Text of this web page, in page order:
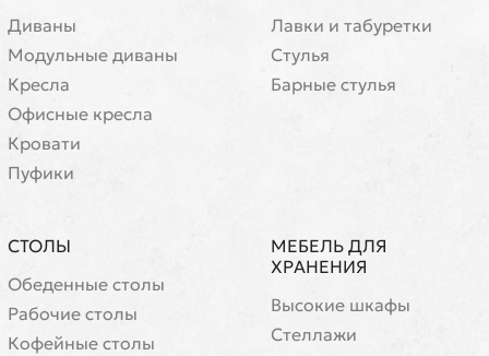
Диваны
Модульные диваны
Кресла
Офисные кресла
Кровати
Пуфики
Лавки и табуретки
Стулья
Барные стулья
СТОЛЫ
Обеденные столы
Рабочие столы
Кофейные столы
МЕБЕЛЬ ДЛЯ
ХРАНЕНИЯ
Высокие шкафы
Стеллажи